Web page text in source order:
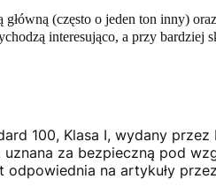
(często o jeden ton inny)
interesująco, a przy bardziej
100, Klasa I, wydany przez
za bezpieczną pod
na artykuły